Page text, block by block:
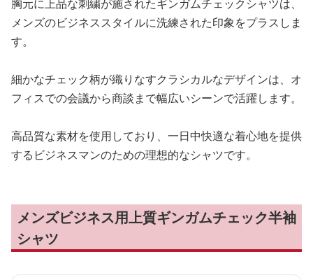
胸元に上品な刺繍が施されたギンガムチェックシャツは、
メンズのビジネススタイルに洗練された印象をプラスしま
す。
細かなチェック柄が織りなすクラシカルなデザインは、オ
フィスでの会議から商談まで幅広いシーンで活躍します。
高品質な素材を使用しており、一日中快適な着心地を提供
するビジネスマンのための理想的なシャツです。
メンズビジネス用上質ギンガムチェック半袖
シャツ